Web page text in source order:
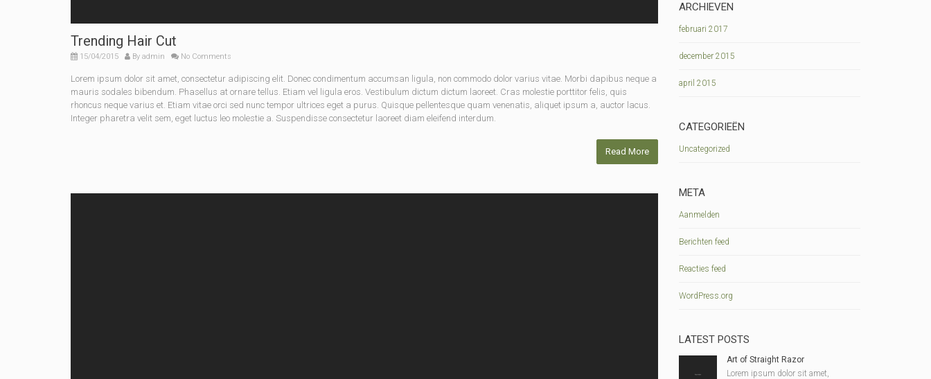
Trending Hair Cut
15/04/2015 By admin No Comments
Lorem ipsum dolor sit amet, consectetur adipiscing elit. Donec condimentum accumsan ligula, non commodo dolor varius vitae. Morbi dapibus neque a
mauris sodales bibendum. Phasellus at ornare tellus. Etiam vel ligula eros. Vestibulum dictum dictum laoreet. Cras molestie porttitor felis, quis
rhoncus neque varius et. Etiam vitae orci sed nunc tempor ultrices eget a purus. Quisque pellentesque quam venenatis, aliquet ipsum a, auctor lacus.
Integer pharetra velit sem, eget luctus leo molestie a. Suspendisse consectetur laoreet diam eleifend interdum.
Read More
ARCHIEVEN
februari 2017
december 2015
april 2015
CATEGORIEËN
Uncategorized
META
Aanmelden
Berichten feed
Reacties feed
WordPress.org
LATEST POSTS
Art of Straight Razor
Lorem ipsum dolor sit amet,